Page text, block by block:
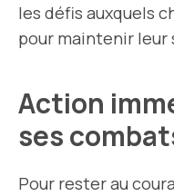
les défis auxquels
pour maintenir leur
Action
ses
Pour rester au